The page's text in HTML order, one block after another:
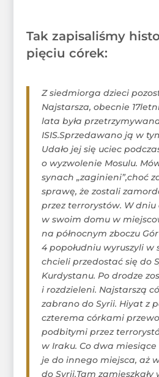
Tak zapisaliśmy
pięciu córek:
Z siedmiorga dzieci
Najstarsza, obecnie
lata była
ISIS.Sprzedawano ją w
Udało jej się uciec
o wyzwolenie Mosulu.
synach „zaginieni”,choć
sprawę, że zostali
przez terrorystów. W dniu
w swoim domu w
na północnym zboczu
4 popołudniu wyruszyli w
chcieli przedostać się do
Kurdystanu. Po drodze
i rozdzieleni. Najstarszą
zabrano do Syrii. Hiyat z
czterema córkami
podbitymi przez
w Iraku. Co dwa
je do innego miejsca, aż
do Syrii.Tam